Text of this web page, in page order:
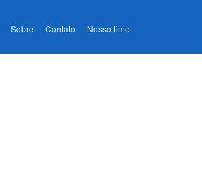
Sobre Contato Nosso time